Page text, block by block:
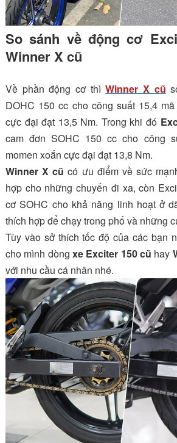
So sánh về động cơ
Winner X cũ
Về phần động cơ thìWinner X cũ
DOHC 150 cc cho công suất 15,4
cực đại đạt 13,5 Nm. Trong khi đó
cam đơn SOHC 150 cc cho công
momen xoắn cực đại đạt 13,8 Nm.
Winner X cũ có ưu điểm về sức
hợp cho những chuyến đi xa, còn
cơ SOHC cho khả năng linh hoạt ở
thích hợp để chạy trong phố và những
Tùy vào sở thích tốc độ của các bạn
cho mình dòng xe Exciter 150 cũ hay
với nhu cầu cá nhân nhé.